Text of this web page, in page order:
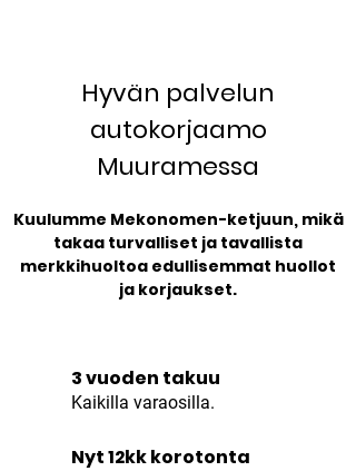
Hyvän palvelun
autokorjaamo
Muuramessa
Kuulumme Mekonomen-ketjuun, mikä
takaa turvalliset ja tavallista
merkkihuoltoa edullisemmat huollot
ja korjaukset.
3 vuoden takuu
Kaikilla varaosilla.
Nyt 12kk korotonta